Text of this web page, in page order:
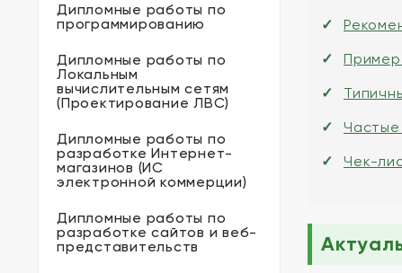
Дипломные работы по
программированию
Дипломные работы по
Локальным
вычислительным сетям
(Проектирование ЛВС)
Дипломные работы по
разработке Интернет-
магазинов (ИС
электронной коммерции)
Дипломные работы по
разработке сайтов и веб-
представительств
Пример
Частые
Чек-